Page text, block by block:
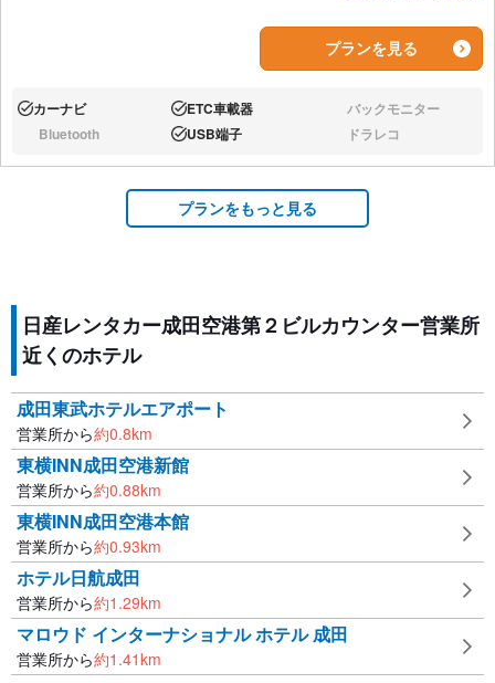
プランを見る
あり:カーナビ あり:ETC車載器 なし:バックモニター
なし:Bluetooth あり:USB端子 なし:ドラレコ
プランをもっと見る
日産レンタカー成田空港第２ビルカウンター営業所
近くのホテル
成田東武ホテルエアポート
営業所から約0.8km
東横INN成田空港新館
営業所から約0.88km
東横INN成田空港本館
営業所から約0.93km
ホテル日航成田
営業所から約1.29km
マロウド インターナショナル ホテル 成田
営業所から約1.41km